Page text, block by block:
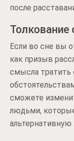
после
Толкование
Если во сне вы
как призыв
смысла тратить
сможете
людьми,
альтернативную